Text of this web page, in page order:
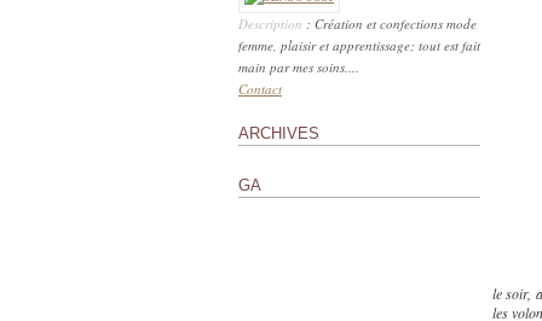
Description : Création et confections mode
femme, plaisir et apprentissage; tout est fait
main par mes soins....
Contact
ARCHIVES
GA
le soir,
les